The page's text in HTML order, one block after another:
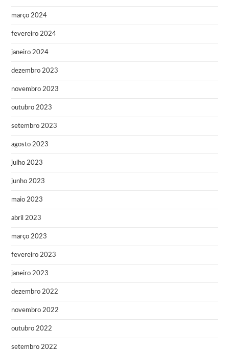
março 2024
fevereiro 2024
janeiro 2024
dezembro 2023
novembro 2023
outubro 2023
setembro 2023
agosto 2023
julho 2023
junho 2023
maio 2023
abril 2023
março 2023
fevereiro 2023
janeiro 2023
dezembro 2022
novembro 2022
outubro 2022
setembro 2022